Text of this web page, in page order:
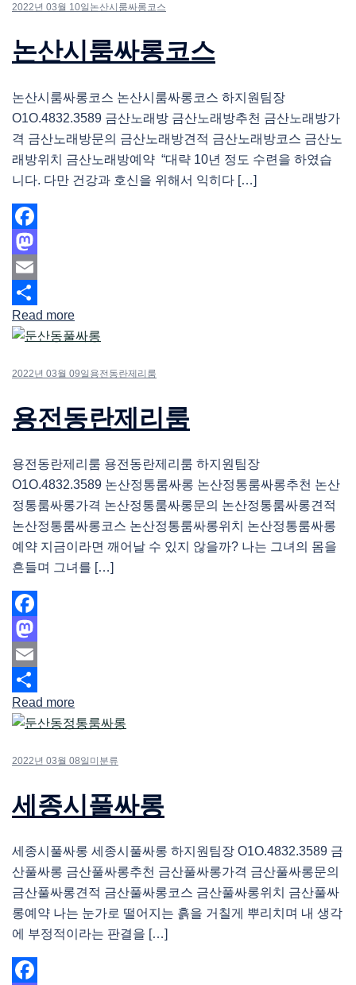
2022년 03월 10일 논산시룸싸롱코스
논산시룸싸롱코스
논산시룸싸롱코스 논산시룸싸롱코스 하지원팀장
O1O.4832.3589 금산노래방 금산노래방추천 금산노래방가
격 금산노래방문의 금산노래방견적 금산노래방코스 금산노
래방위치 금산노래방예약 “대략 10년 정도 수련을 하였습
니다. 다만 건강과 호신을 위해서 익히다 […]
Facebook
Mastodon
Email
Share
Read more
2022년 03월 09일 용전동란제리룸
용전동란제리룸
용전동란제리룸 용전동란제리룸 하지원팀장
O1O.4832.3589 논산정통룸싸롱 논산정통룸싸롱추천 논산
정통룸싸롱가격 논산정통룸싸롱문의 논산정통룸싸롱견적
논산정통룸싸롱코스 논산정통룸싸롱위치 논산정통룸싸롱
예약 지금이라면 깨어날 수 있지 않을까? 나는 그녀의 몸을
흔들며 그녀를 […]
Facebook
Mastodon
Email
Share
Read more
2022년 03월 08일 미분류
세종시풀싸롱
세종시풀싸롱 세종시풀싸롱 하지원팀장 O1O.4832.3589 금
산풀싸롱 금산풀싸롱추천 금산풀싸롱가격 금산풀싸롱문의
금산풀싸롱견적 금산풀싸롱코스 금산풀싸롱위치 금산풀싸
롱예약 나는 눈가로 떨어지는 흙을 거칠게 뿌리치며 내 생각
에 부정적이라는 판결을 […]